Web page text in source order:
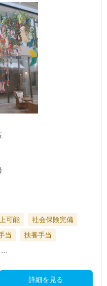
可能
社会保険完備
当
扶養手当
詳細を見る